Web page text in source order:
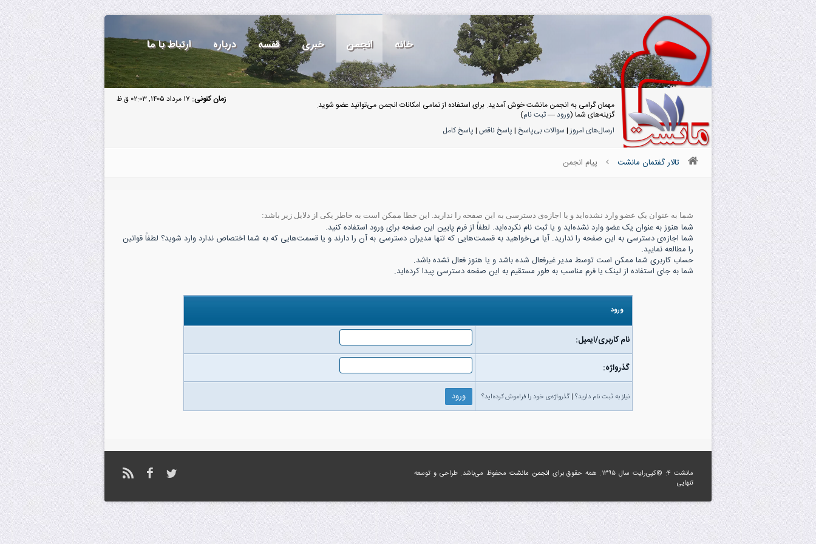
خانه انجمن خبری قفسه درباره ارتباط با ما
زمان کنونی: ۱۷ مرداد ۱۴۰۵, ۰۲:۰۳ ق.ظ
مهمان گرامی به انجمن مانشت خوش آمدید. برای استفاده از تمامی امکانات انجمن می‌توانید عضو شوید.
گزینه‌های شما (ورود—ثبت نام)
ارسال‌های امروز| سوالات بی‌پاسخ | پاسخ ناقص | پاسخ کامل
تالار گفتمان مانشت پیام انجمن
شما به عنوان یک عضو وارد نشده‌اید و یا اجازه‌ی دسترسی به این صفحه را ندارید. این خطا ممکن است به خاطر یکی از دلایل زیر باشد:
شما هنوز به عنوان یک عضو وارد نشده‌اید و یا ثبت نام نکرده‌اید. لطفاً از فرم پایین این صفحه برای ورود استفاده کنید.
شما اجازه‌ی دسترسی به این صفحه را ندارید. آیا می‌خواهید به قسمت‌هایی که تنها مدیران دسترسی به آن را دارند و یا قسمت‌هایی که به شما اختصاص ندارد وارد شوید؟ لطفاً قوانین
را مطالعه نمایید.
حساب کاربری شما ممکن است توسط مدیر غیرفعال شده باشد و یا هنوز فعال نشده باشد.
شما به جای استفاده از لینک یا فرم مناسب به طور مستقیم به این صفحه دسترسی پیدا کرده‌اید.
ورود
نام کاربری/ایمیل:
گذرواژه‌:
نیاز به ثبت نام دارید؟ | گذرواژه‌ی خود را فراموش کرده‌اید؟
مانشت ۴: ©کپی‌رایت سال ۱۳۹۵. همه حقوق برای انجمن مانشت محفوظ می‌باشد. طراحی و توسعه
تنهایی